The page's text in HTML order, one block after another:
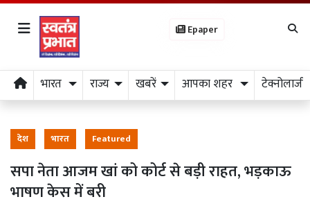
Epaper
भारत राज्य खबरें आपका शहर टेक्नोलाजी
देश भारत Featured
सपा नेता आजम खां को कोर्ट से बड़ी राहत, भड़काऊ
भाषण केस में बरी